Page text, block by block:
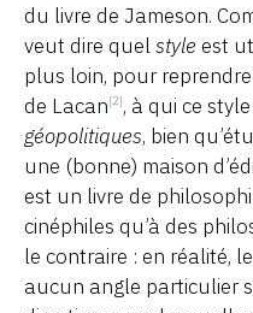
du livre de Jameson.
veut dire quelstyle est
plus loin, pour
de Lacan[2], à qui ce style
géopolitiques, bien
une (bonne) maison
est un livre de
cinéphiles qu’à des
le contraire : en réalité,
aucun angle particulier